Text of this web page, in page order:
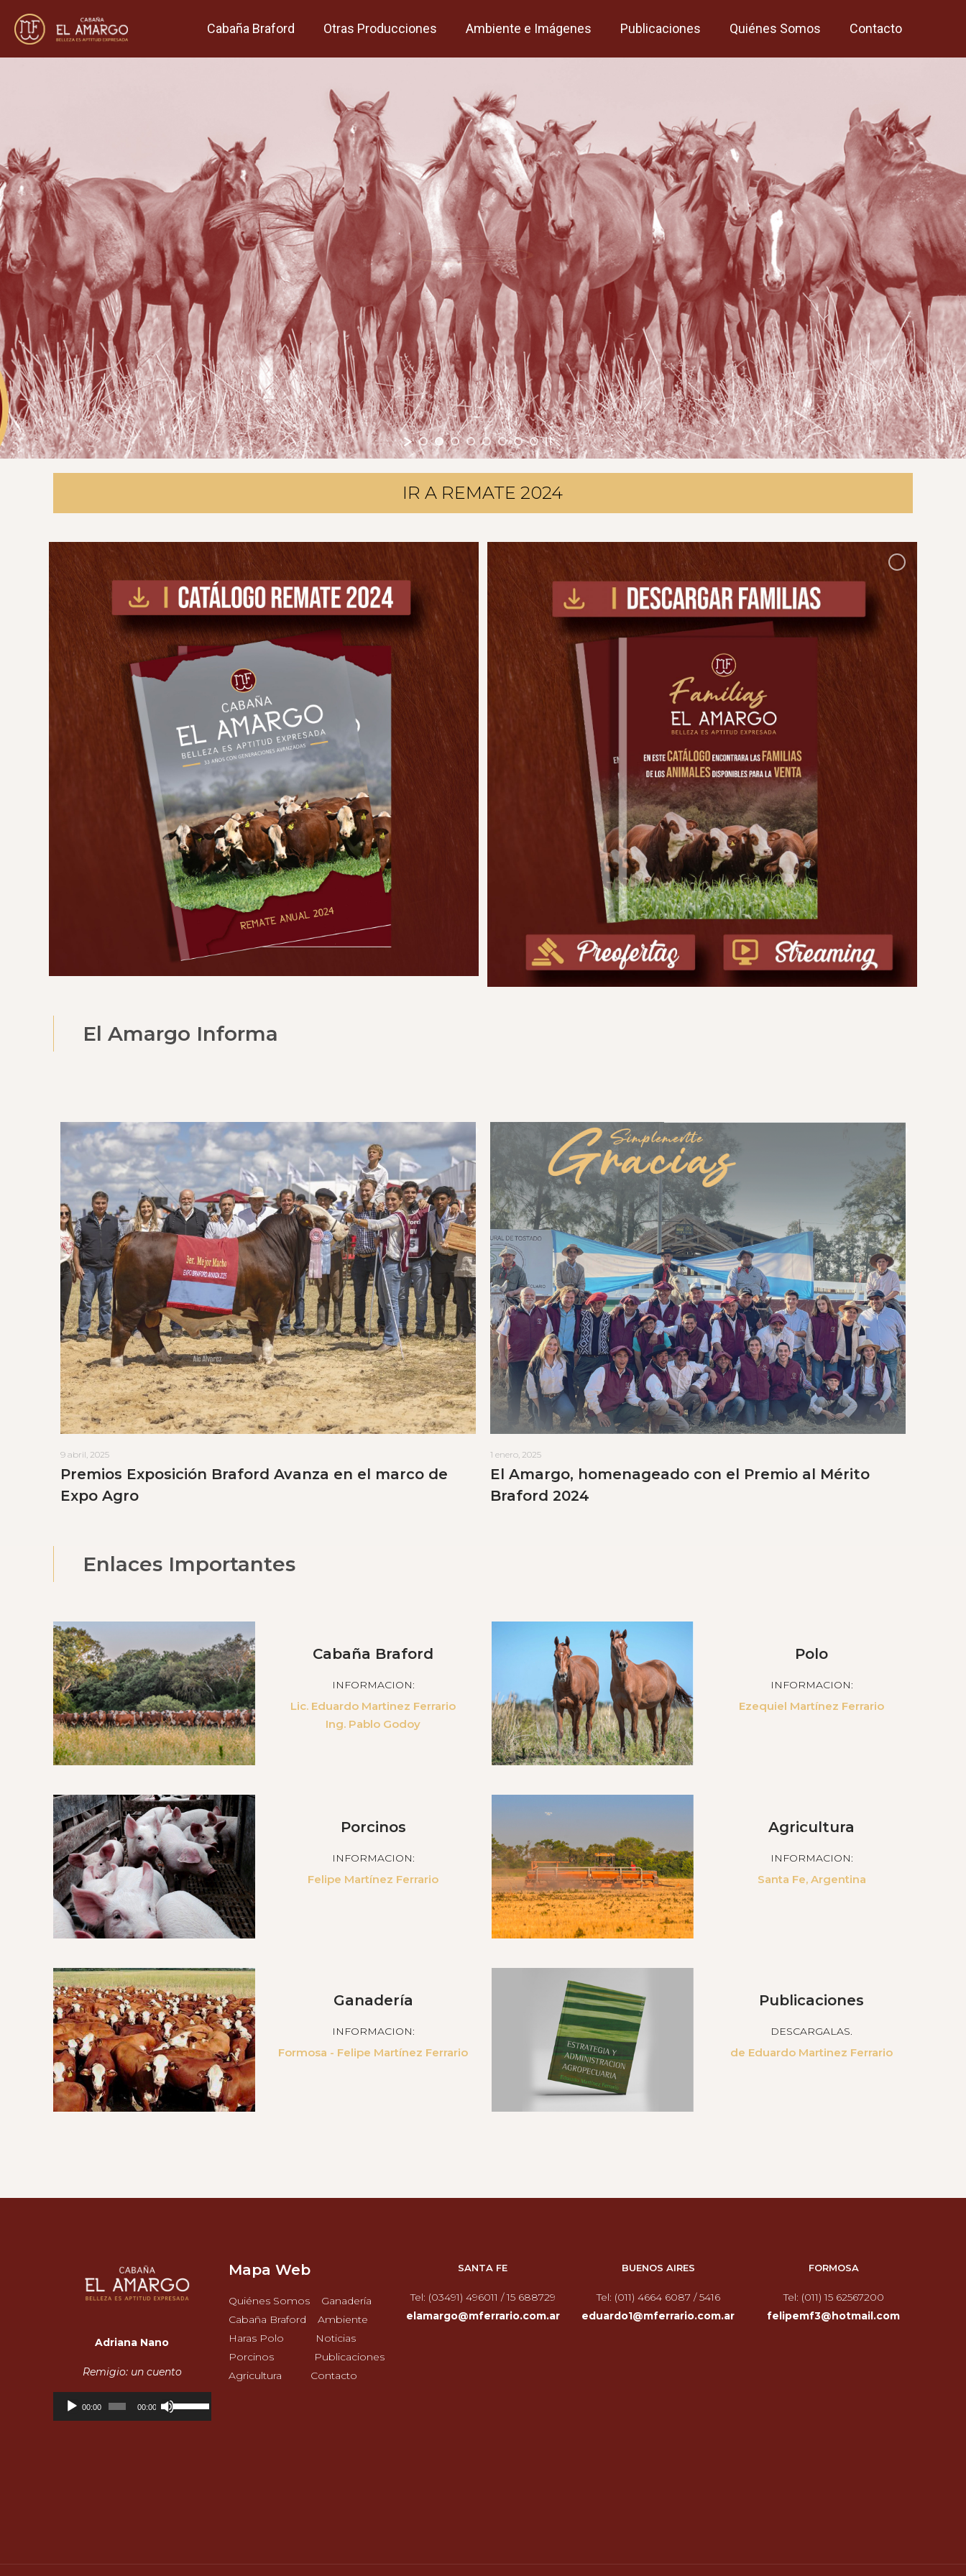
Cabaña Braford Otras Producciones Ambiente e Imágenes Publicaciones Quiénes Somos Contacto
IR A REMATE 2024
El Amargo Informa
9 abril, 2025
Premios Exposición Braford Avanza en el marco de
Expo Agro
1 enero, 2025
El Amargo, homenageado con el Premio al Mérito
Braford 2024
Enlaces Importantes
Cabaña Braford
INFORMACION:
Lic. Eduardo Martinez Ferrario
Ing. Pablo Godoy
Polo
INFORMACION:
Ezequiel Martínez Ferrario
Porcinos
INFORMACION:
Felipe Martínez Ferrario
Agricultura
INFORMACION:
Santa Fe, Argentina
Ganadería
INFORMACION:
Formosa - Felipe Martínez Ferrario
Publicaciones
DESCARGALAS.
de Eduardo Martinez Ferrario
Adriana Nano
Remigio: un cuento
Reproductor
de
00:00 00:00
Utiliza
las
Mapa Web
Quiénes Somos
Ganadería
Cabaña Braford
Ambiente
Haras Polo
Noticias
Porcinos
Publicaciones
Agricultura
Contacto
SANTA FE
Tel: (03491) 496011 / 15 688729
elamargo@mferrario.com.ar
BUENOS AIRES
Tel: (011) 4664 6087 / 5416
eduardo1@mferrario.com.ar
FORMOSA
Tel: (011) 15 62567200
felipemf3@hotmail.com